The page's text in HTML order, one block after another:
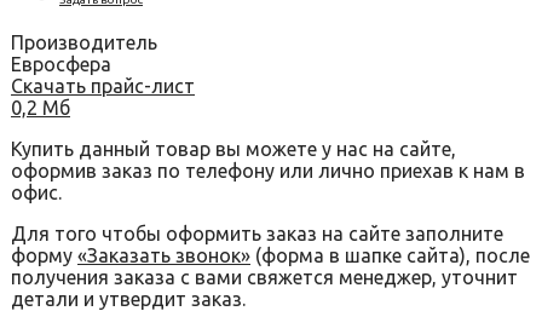
Производитель
Евросфера
Скачать прайс-лист
0,2 Мб
Купить данный товар вы можете у нас на сайте,
оформив заказ по телефону или лично приехав к нам в
офис.
Для того чтобы оформить заказ на сайте заполните
форму «Заказать звонок» (форма в шапке сайта), после
получения заказа с вами свяжется менеджер, уточнит
детали и утвердит заказ.